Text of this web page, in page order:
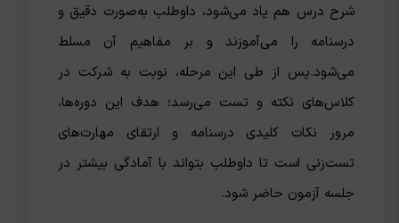
شرح درس هم یاد می‌شود، داوطلب به‌صورت دقیق و
درسنامه را می‌آموزند و بر مفاهیم آن مسلط
می‌شود.پس از طی این مرحله، نوبت به شرکت در
کلاس‌های نکته و تست می‌رسد؛ هدف این دوره‌ها،
مرور نکات کلیدی درسنامه و ارتقای مهارت‌های
تست‌زنی است تا داوطلب بتواند با آمادگی بیشتر در
جلسه آزمون حاضر شود.